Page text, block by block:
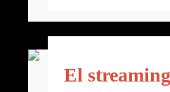
El